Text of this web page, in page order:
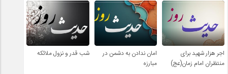
اجر هزار شهید برای
منتظران امام زمان(عج)
امان ندادن به دشمن در
مبارزه
شب قدر و نزول ملائکه